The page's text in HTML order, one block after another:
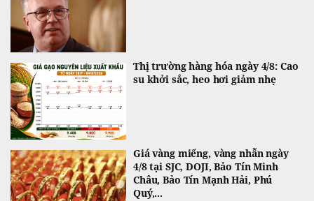
Thị trường hàng hóa ngày 4/8: Cao
su khởi sắc, heo hơi giảm nhẹ
Giá vàng miếng, vàng nhẫn ngày
4/8 tại SJC, DOJI, Bảo Tín Minh
Châu, Bảo Tín Mạnh Hải, Phú
Quý,...